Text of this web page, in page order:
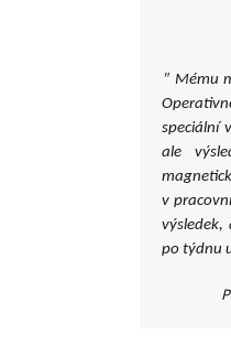
" Mému
speciální
ale
v
výsledek,
po týdnu
Pavla